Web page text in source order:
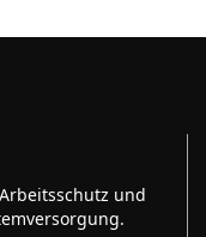
und